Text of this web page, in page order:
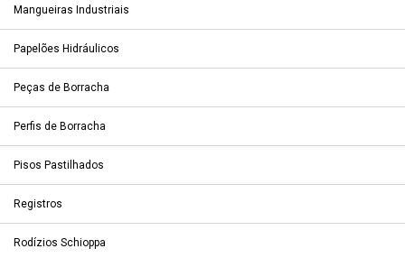
Mangueiras Industriais
Papelões Hidráulicos
Peças de Borracha
Perfis de Borracha
Pisos Pastilhados
Registros
Rodízios Schioppa